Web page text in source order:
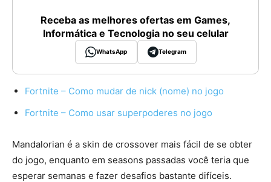
Receba as melhores ofertas em Games,
Informática e Tecnologia no seu celular
WhatsApp Telegram
Fortnite – Como mudar de nick (nome) no jogo
Fortnite – Como usar superpoderes no jogo
Mandalorian é a skin de crossover mais fácil de se obter
do jogo, enquanto em seasons passadas você teria que
esperar semanas e fazer desafios bastante difíceis.